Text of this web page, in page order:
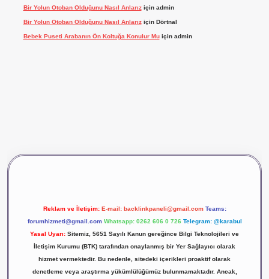
Bir Yolun Otoban Olduğunu Nasıl Anlarıziçin admin
Bir Yolun Otoban Olduğunu Nasıl Anlarıziçin Dörtnal
Bebek Puseti Arabanın Ön Koltuğa Konulur Muiçin admin
Reklam ve İletişim: E-mail: backlinkpaneli@gmail.com Teams:
forumhizmeti@gmail.com Whatsapp: 0262 606 0 726 Telegram: @karabul
Yasal Uyarı: Sitemiz, 5651 Sayılı Kanun gereğince Bilgi Teknolojileri ve
İletişim Kurumu (BTK) tarafından onaylanmış bir Yer Sağlayıcı olarak
hizmet vermektedir. Bu nedenle, sitedeki içerikleri proaktif olarak
denetleme veya araştırma yükümlülüğümüz bulunmamaktadır. Ancak,